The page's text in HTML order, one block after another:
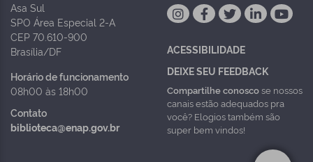
Asa Sul
SPO Área Especial 2-A
CEP 70.610-900
Brasília/DF
Horário de funcionamento
08h00 às 18h00
Contato
biblioteca@enap.gov.br
ACESSIBILIDADE
DEIXE SEU FEEDBACK
Compartilhe conoscose nossos
canais estão adequados pra
você? Elogios também são
super bem vindos!